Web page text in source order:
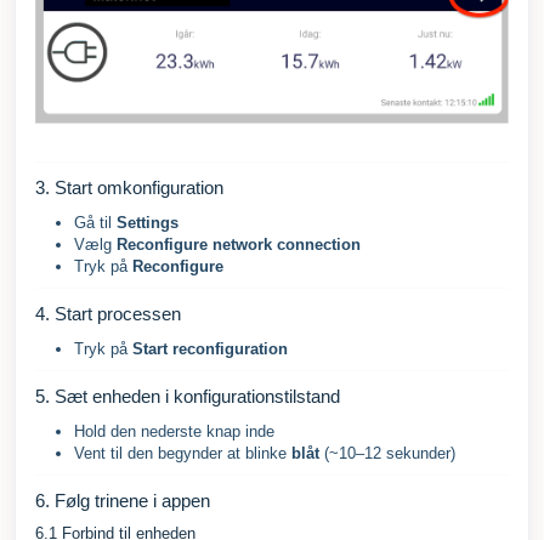
3. Start omkonfiguration
Gå til Settings
Vælg Reconfigure network connection
Tryk på Reconfigure
4. Start processen
Tryk på Start reconfiguration
5. Sæt enheden i konfigurationstilstand
Hold den nederste knap inde
Vent til den begynder at blinke blåt (~10–12 sekunder)
6. Følg trinene i appen
6.1 Forbind til enheden